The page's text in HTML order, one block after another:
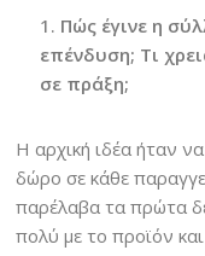
Πώς έγινε η
επένδυση; Τι
σε πράξη;
Η αρχική ιδέα ήταν
δώρο σε κάθε
παρέλαβα τα πρώτα
πολύ με το προϊόν